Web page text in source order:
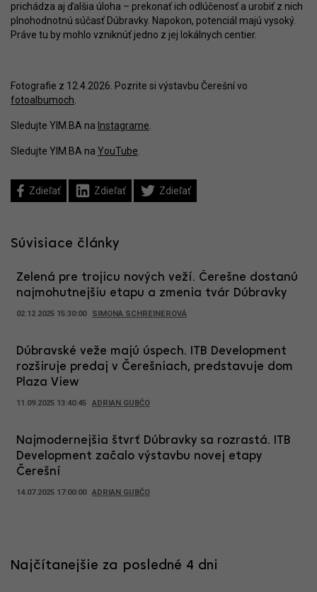
prichádza aj ďalšia úloha – prekonať ich odlúčenosť a urobiť z nich
plnohodnotnú súčasť Dúbravky. Napokon, potenciál majú vysoký.
Práve tu by mohlo vzniknúť jedno z jej lokálnych centier.
Fotografie z 12.4.2026. Pozrite si výstavbu Čerešní vo
fotoalbumoch
Sledujte YIM.BA na Instagrame
Sledujte YIM.BA na YouTube
Zdieľať Zdieľať Zdieľať
Súvisiace články
Zelená pre trojicu nových veží. Čerešne dostanú
najmohutnejšiu etapu a zmenia tvár Dúbravky
02.12.2025 15:30:00 SIMONA SCHREINEROVÁ
Dúbravské veže majú úspech. ITB Development
rozširuje predaj v Čerešniach, predstavuje dom
Plaza View
11.09.2025 13:40:45 ADRIAN GUBČO
Najmodernejšia štvrť Dúbravky sa rozrastá. ITB
Development začalo výstavbu novej etapy
Čerešní
14.07.2025 17:00:00 ADRIAN GUBČO
Najčítanejšie za posledné 4 dni